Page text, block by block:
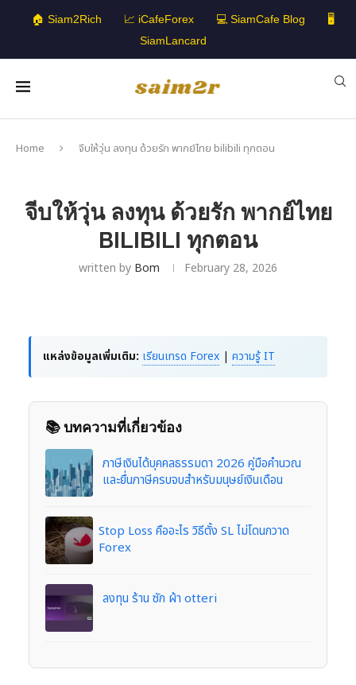
🏠 Siam2Rich 📈 iCafeForex 💻 SiamCafe Blog
🖥️
SiamLancard
Home จีบให้วุ่น ลงทุน ด้วยรัก พากย์ไทย bilibili ทุกตอน
จีบให้วุ่น ลงทุน ด้วยรัก พากย์ไทย
BILIBILI ทุกตอน
written by Bom February 28, 2026
แหล่งข้อมูลเพิ่มเติม: เรียนเทรด Forex | ความรู้ IT
📚 บทความที่เกี่ยวข้อง
ภาษีเงินได้บุคคลธรรมดา 2026 คู่มือคำนวณ
และยื่นภาษีครบจบสำหรับมนุษย์เงินเดือน
Stop Loss คืออะไร วิธีตั้ง SL ไม่โดนกวาด
Forex
ลงทุน ร้าน ซัก ผ้า otteri